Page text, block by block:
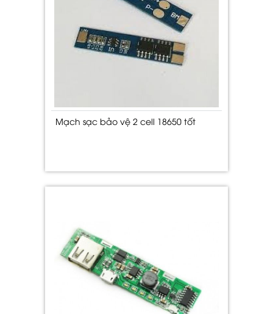
Mạch sạc bảo vệ 2 cell 18650 tốt